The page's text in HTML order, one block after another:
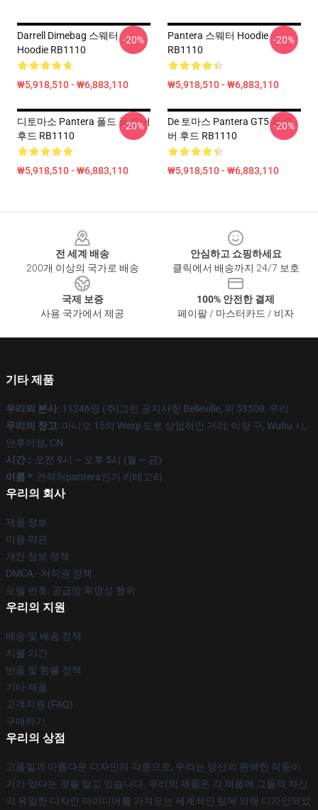
Darrell Dimebag 스웨터
Hoodie RB1110
₩5,918,510 - ₩6,883,110
-20%
Pantera 스웨터 Hoodie
RB1110
₩5,918,510 - ₩6,883,110
-20%
디토마소 Pantera 폴드 풀 오버
후드 RB1110
₩5,918,510 - ₩6,883,110
-20%
De 토마스 Pantera GT5 풀 오
버 후드 RB1110
₩5,918,510 - ₩6,883,110
-20%
전 세계 배송
200개 이상의 국가로 배송
안심하고 쇼핑하세요
클릭에서 배송까지 24/7 보호
국제 보증
사용 국가에서 제공
100% 안전한 결제
페이팔 / 마스터카드 / 비자
기타 제품
우리의 본사: 11246명 (주)그린 공지사항 Belleville, 위 53508, 우리
우리의 창고: 아니오 15의 Weiqi 도로 상업적인 거리, 이장 구, Wuhu 시,
안후이성, CN
시간 :: 오전 9시 ~ 오후 5시 (월 ~ 금)
이름 *: 연락처pantera인기 카테고리
우리의 회사
제품 정보
이용 약관
개인 정보 정책
DMCA - 저작권 정책
모델 번호: 공급망 투명성 행위
우리의 지원
배송 및 배송 정책
지불 기간
반품 및 환불 정책
기타 제품
고객지원 (FAQ)
구매하기
우리의 상점
고품질과 아름다운 디자인의 각종으로, 우리는 당신의 완벽한 작풍이
거기 있다는 것을 알고 있습니다. 우리의 제품은 각 제품에 그들의 자신
의 유일한 디자인 아이디어를 가져오는 세계적인 팀에 의해 디자인되었